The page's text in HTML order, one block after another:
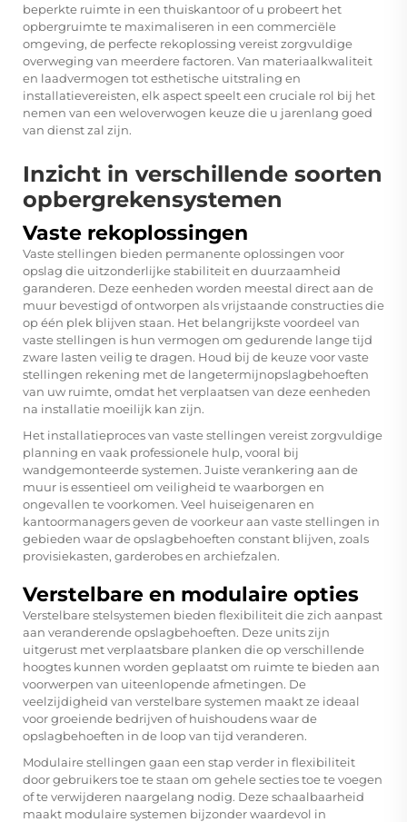
beperkte ruimte in een thuiskantoor of u probeert het
opbergruimte te maximaliseren in een commerciële
omgeving, de perfecte rekoplossing vereist zorgvuldige
overweging van meerdere factoren. Van materiaalkwaliteit
en laadvermogen tot esthetische uitstraling en
installatievereisten, elk aspect speelt een cruciale rol bij het
nemen van een weloverwogen keuze die u jarenlang goed
van dienst zal zijn.
Inzicht in verschillende soorten
opbergrekensystemen
Vaste rekoplossingen
Vaste stellingen bieden permanente oplossingen voor
opslag die uitzonderlijke stabiliteit en duurzaamheid
garanderen. Deze eenheden worden meestal direct aan de
muur bevestigd of ontworpen als vrijstaande constructies die
op één plek blijven staan. Het belangrijkste voordeel van
vaste stellingen is hun vermogen om gedurende lange tijd
zware lasten veilig te dragen. Houd bij de keuze voor vaste
stellingen rekening met de langetermijnopslagbehoeften
van uw ruimte, omdat het verplaatsen van deze eenheden
na installatie moeilijk kan zijn.
Het installatieproces van vaste stellingen vereist zorgvuldige
planning en vaak professionele hulp, vooral bij
wandgemonteerde systemen. Juiste verankering aan de
muur is essentieel om veiligheid te waarborgen en
ongevallen te voorkomen. Veel huiseigenaren en
kantoormanagers geven de voorkeur aan vaste stellingen in
gebieden waar de opslagbehoeften constant blijven, zoals
provisiekasten, garderobes en archiefzalen.
Verstelbare en modulaire opties
Verstelbare stelsystemen bieden flexibiliteit die zich aanpast
aan veranderende opslagbehoeften. Deze units zijn
uitgerust met verplaatsbare planken die op verschillende
hoogtes kunnen worden geplaatst om ruimte te bieden aan
voorwerpen van uiteenlopende afmetingen. De
veelzijdigheid van verstelbare systemen maakt ze ideaal
voor groeiende bedrijven of huishoudens waar de
opslagbehoeften in de loop van tijd veranderen.
Modulaire stellingen gaan een stap verder in flexibiliteit
door gebruikers toe te staan om gehele secties toe te voegen
of te verwijderen naargelang nodig. Deze schaalbaarheid
maakt modulaire systemen bijzonder waardevol in